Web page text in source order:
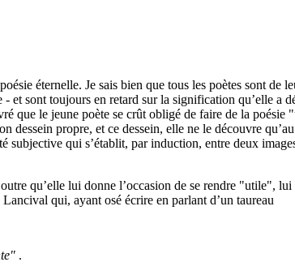
éternelle. Je sais bien que tous les poètes sont de
sont toujours en retard sur la signification qu’elle a
que le jeune poète se crût obligé de faire de la
propre, et ce dessein, elle ne le découvre
qui s’établit, par induction, entre deux
qu’elle lui donne l’occasion de se rendre "utile",
qui, ayant osé écrire en parlant d’un taureau
.